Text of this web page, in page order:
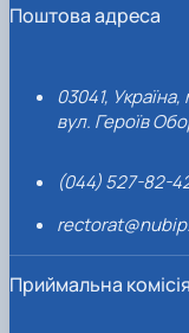
Поштова адреса
03041, Україна,
вул. Героїв
(044) 527-82-
Приймальна комісія